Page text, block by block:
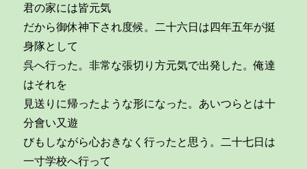
君の家には皆元気
だから御休神下され度候。二十六日は四年五年が挺
身隊として
呉へ行った。非常な張切り方元気で出発した。俺達
はそれを
見送りに帰ったような形になった。あいつらとは十
分會い又遊
びもしながら心おきなく行ったと思う。二十七日は
一寸学校へ行って